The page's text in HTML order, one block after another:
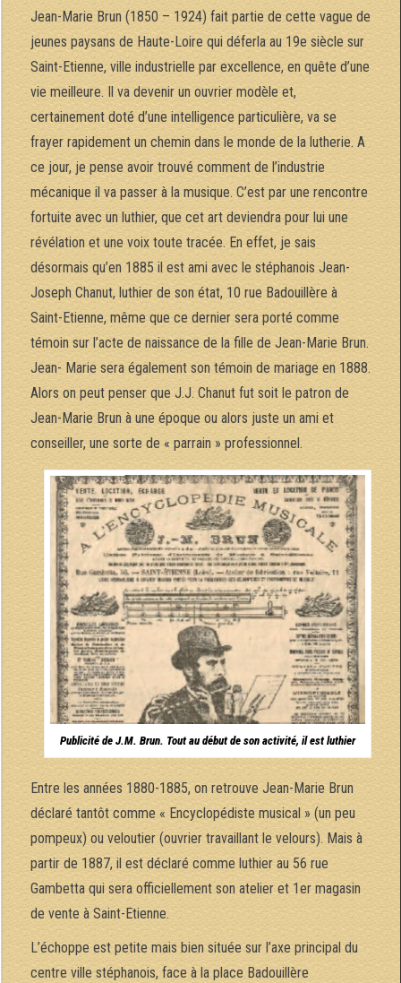
Jean-Marie Brun (1850 – 1924) fait partie de cette vague de
jeunes paysans de Haute-Loire qui déferla au 19e siècle sur
Saint-Etienne, ville industrielle par excellence, en quête d’une
vie meilleure. Il va devenir un ouvrier modèle et,
certainement doté d’une intelligence particulière, va se
frayer rapidement un chemin dans le monde de la lutherie. A
ce jour, je pense avoir trouvé comment de l’industrie
mécanique il va passer à la musique. C’est par une rencontre
fortuite avec un luthier, que cet art deviendra pour lui une
révélation et une voix toute tracée. En effet, je sais
désormais qu’en 1885 il est ami avec le stéphanois Jean-
Joseph Chanut, luthier de son état, 10 rue Badouillère à
Saint-Etienne, même que ce dernier sera porté comme
témoin sur l’acte de naissance de la fille de Jean-Marie Brun.
Jean- Marie sera également son témoin de mariage en 1888.
Alors on peut penser que J.J. Chanut fut soit le patron de
Jean-Marie Brun à une époque ou alors juste un ami et
conseiller, une sorte de « parrain » professionnel.
Publicité de J.M. Brun. Tout au début de son activité, il est luthier
Entre les années 1880-1885, on retrouve Jean-Marie Brun
déclaré tantôt comme « Encyclopédiste musical » (un peu
pompeux) ou veloutier (ouvrier travaillant le velours). Mais à
partir de 1887, il est déclaré comme luthier au 56 rue
Gambetta qui sera officiellement son atelier et 1er magasin
de vente à Saint-Etienne.
L’échoppe est petite mais bien située sur l’axe principal du
centre ville stéphanois, face à la place Badouillère